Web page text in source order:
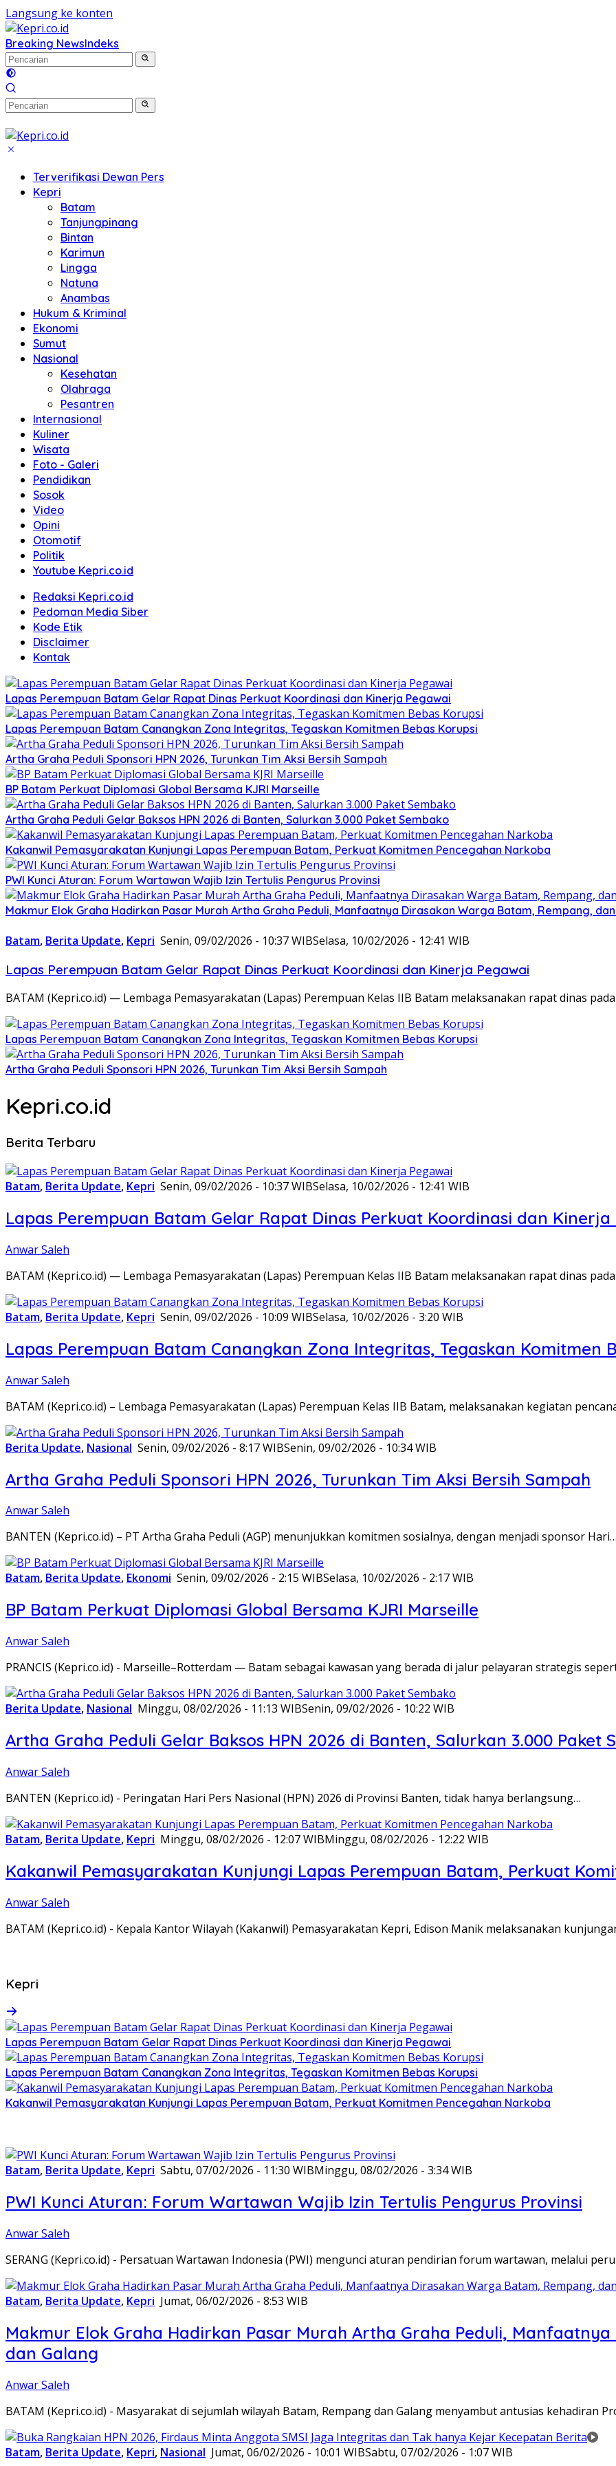
Langsung ke konten
Breaking NewsIndeks
Terverifikasi Dewan Pers
Kepri
Batam
Tanjungpinang
Bintan
Karimun
Lingga
Natuna
Anambas
Hukum & Kriminal
Ekonomi
Sumut
Nasional
Kesehatan
Olahraga
Pesantren
Internasional
Kuliner
Wisata
Foto - Galeri
Pendidikan
Sosok
Video
Opini
Otomotif
Politik
Youtube Kepri.co.id
Redaksi Kepri.co.id
Pedoman Media Siber
Kode Etik
Disclaimer
Kontak
Lapas Perempuan Batam Gelar Rapat Dinas Perkuat Koordinasi dan Kinerja Pegawai
Lapas Perempuan Batam Canangkan Zona Integritas, Tegaskan Komitmen Bebas Korupsi
Artha Graha Peduli Sponsori HPN 2026, Turunkan Tim Aksi Bersih Sampah
BP Batam Perkuat Diplomasi Global Bersama KJRI Marseille
Artha Graha Peduli Gelar Baksos HPN 2026 di Banten, Salurkan 3.000 Paket Sembako
Kakanwil Pemasyarakatan Kunjungi Lapas Perempuan Batam, Perkuat Komitmen Pencegahan Narkoba
PWI Kunci Aturan: Forum Wartawan Wajib Izin Tertulis Pengurus Provinsi
Makmur Elok Graha Hadirkan Pasar Murah Artha Graha Peduli, Manfaatnya Dirasakan Warga Batam, Rempang,
Batam, Berita Update, Kepri Senin, 09/02/2026 - 10:37 WIBSelasa, 10/02/2026 - 12:41 WIB
Lapas Perempuan Batam Gelar Rapat Dinas Perkuat Koordinasi dan Kinerja Pegawai
BATAM (Kepri.co.id) — Lembaga Pemasyarakatan (Lapas) Perempuan Kelas IIB Batam melaksanakan rapat dinas
Lapas Perempuan Batam Canangkan Zona Integritas, Tegaskan Komitmen Bebas Korupsi
Artha Graha Peduli Sponsori HPN 2026, Turunkan Tim Aksi Bersih Sampah
Kepri.co.id
Berita Terbaru
Batam, Berita Update, Kepri Senin, 09/02/2026 - 10:37 WIBSelasa, 10/02/2026 - 12:41 WIB
Lapas Perempuan Batam Gelar Rapat Dinas Perkuat Koordinasi dan Kinerja
Anwar Saleh
BATAM (Kepri.co.id) — Lembaga Pemasyarakatan (Lapas) Perempuan Kelas IIB Batam melaksanakan rapat dinas
Batam, Berita Update, Kepri Senin, 09/02/2026 - 10:09 WIBSelasa, 10/02/2026 - 3:20 WIB
Lapas Perempuan Batam Canangkan Zona Integritas, Tegaskan Komitmen
Anwar Saleh
BATAM (Kepri.co.id) – Lembaga Pemasyarakatan (Lapas) Perempuan Kelas IIB Batam, melaksanakan kegiatan
Berita Update, Nasional Senin, 09/02/2026 - 8:17 WIBSenin, 09/02/2026 - 10:34 WIB
Artha Graha Peduli Sponsori HPN 2026, Turunkan Tim Aksi Bersih Sampah
Anwar Saleh
BANTEN (Kepri.co.id) – PT Artha Graha Peduli (AGP) menunjukkan komitmen sosialnya, dengan menjadi sponsor Hari…
Batam, Berita Update, Ekonomi Senin, 09/02/2026 - 2:15 WIBSelasa, 10/02/2026 - 2:17 WIB
BP Batam Perkuat Diplomasi Global Bersama KJRI Marseille
Anwar Saleh
PRANCIS (Kepri.co.id) - Marseille–Rotterdam — Batam sebagai kawasan yang berada di jalur pelayaran strategis
Berita Update, Nasional Minggu, 08/02/2026 - 11:13 WIBSenin, 09/02/2026 - 10:22 WIB
Artha Graha Peduli Gelar Baksos HPN 2026 di Banten, Salurkan 3.000 Paket
Anwar Saleh
BANTEN (Kepri.co.id) - Peringatan Hari Pers Nasional (HPN) 2026 di Provinsi Banten, tidak hanya berlangsung…
Batam, Berita Update, Kepri Minggu, 08/02/2026 - 12:07 WIBMinggu, 08/02/2026 - 12:22 WIB
Kakanwil Pemasyarakatan Kunjungi Lapas Perempuan Batam, Perkuat
Anwar Saleh
BATAM (Kepri.co.id) - Kepala Kantor Wilayah (Kakanwil) Pemasyarakatan Kepri, Edison Manik melaksanakan
Kepri
Lapas Perempuan Batam Gelar Rapat Dinas Perkuat Koordinasi dan Kinerja Pegawai
Lapas Perempuan Batam Canangkan Zona Integritas, Tegaskan Komitmen Bebas Korupsi
Kakanwil Pemasyarakatan Kunjungi Lapas Perempuan Batam, Perkuat Komitmen Pencegahan Narkoba
Batam, Berita Update, Kepri Sabtu, 07/02/2026 - 11:30 WIBMinggu, 08/02/2026 - 3:34 WIB
PWI Kunci Aturan: Forum Wartawan Wajib Izin Tertulis Pengurus Provinsi
Anwar Saleh
SERANG (Kepri.co.id) - Persatuan Wartawan Indonesia (PWI) mengunci aturan pendirian forum wartawan, melalui
Batam, Berita Update, Kepri Jumat, 06/02/2026 - 8:53 WIB
Makmur Elok Graha Hadirkan Pasar Murah Artha Graha Peduli,
dan Galang
Anwar Saleh
BATAM (Kepri.co.id) - Masyarakat di sejumlah wilayah Batam, Rempang dan Galang menyambut antusias kehadiran
Batam, Berita Update, Kepri, Nasional Jumat, 06/02/2026 - 10:01 WIBSabtu, 07/02/2026 - 1:07 WIB